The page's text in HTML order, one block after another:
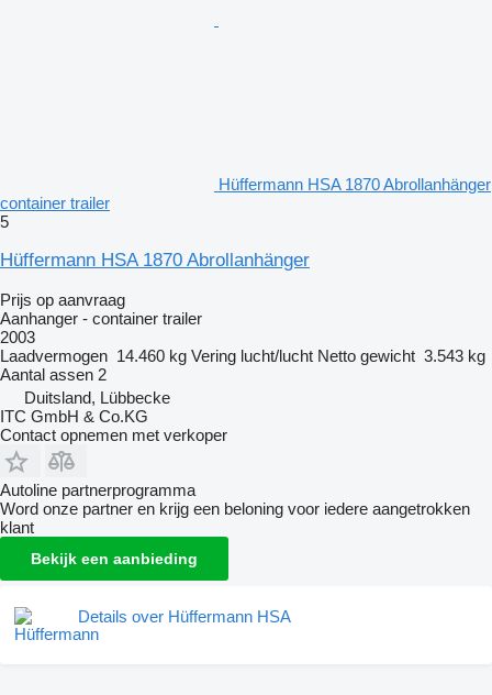
Hüffermann HSA 1870 Abrollanhänger
container trailer
5
Hüffermann HSA 1870 Abrollanhänger
Prijs op aanvraag
Aanhanger - container trailer
2003
Laadvermogen 14.460 kg Vering lucht/lucht Netto gewicht 3.543 kg
Aantal assen 2
Duitsland, Lübbecke
ITC GmbH & Co.KG
Contact opnemen met verkoper
Autoline partnerprogramma
Word onze partner en krijg een beloning voor iedere aangetrokken
klant
Bekijk een aanbieding
Details over Hüffermann HSA